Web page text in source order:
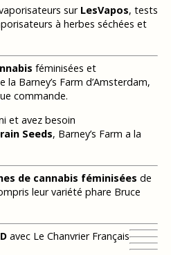
sur LesVapos, tests
à herbes séchées et
féminisées et
Barney’s Farm d’Amsterdam,
commande.
et avez besoin
Seeds, Barney’s Farm a la
de cannabis féminisées de
leur variété phare Bruce
avec Le Chanvrier Français